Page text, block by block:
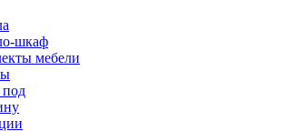
шкаф
мебели